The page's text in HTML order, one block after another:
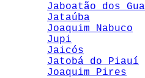
Jaboatão dos
Jataúba
Joaquim Nabuco
Jupi
Jaicós
Jatobá do Piauí
Joaquim Pires